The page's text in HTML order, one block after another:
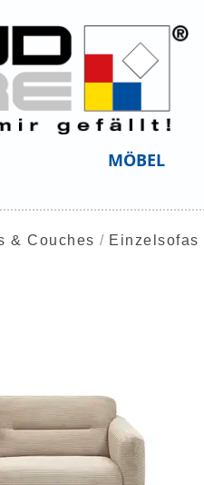
MÖBEL
& Couches Einzelsofas